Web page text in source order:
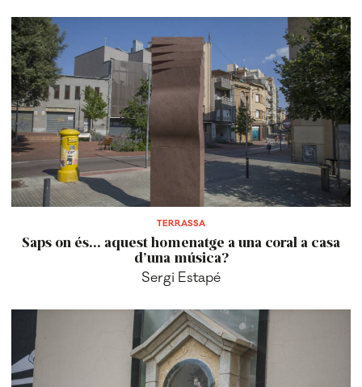
TERRASSA
Saps on és... aquest homenatge a una coral a casa
d’una música?
Sergi Estapé